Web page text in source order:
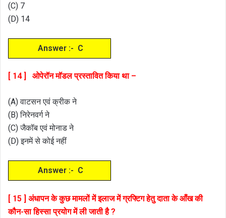
(C) 7
(D) 14
Answer :- C
[ 14 ] ओपेरॉन मॉडल प्रस्तावित किया था –
(A) वाटसन एवं क्रीक ने
(B) निरेनवर्ग ने
(C) जैकॉब एवं मोनाड ने
(D) इनमें से कोई नहीं
Answer :- C
[ 15 ] अंधापन के कुछ मामलों में इलाज में ग्रफ्टिग हेतु दाता के आँख की
कौन-सा हिस्सा प्रयोग में ली जाती है ?